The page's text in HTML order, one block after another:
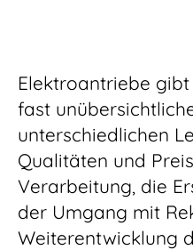
Elektroantriebe
fast
unterschiedlichen
Qualitäten und
Verarbeitung, die
der Umgang mit
Weiterentwicklung